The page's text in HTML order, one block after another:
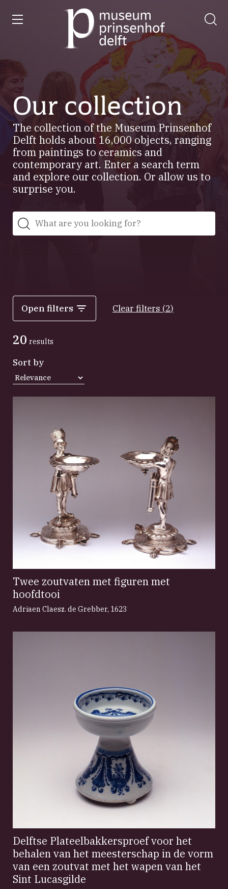
Go
our
home
Our collection
The collection of the Museum Prinsenhof
Delft holds about 16,000 objects, ranging
from paintings to ceramics and
contemporary art. Enter a search term
and explore our collection. Or allow us to
surprise you.
Search
Open filters Clear filters (2)
20 results
Sort by
Twee zoutvaten met figuren met
hoofdtooi
Adriaen Claesz. de Grebber, 1623
Delftse Plateelbakkersproef voor het
behalen van het meesterschap in de vorm
van een zoutvat met het wapen van het
Sint Lucasgilde